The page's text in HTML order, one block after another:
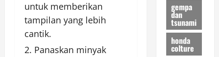
untuk memberikan
tampilan yang lebih
cantik.
Panaskan minyak
gempa
dan
tsunami
honda
colture